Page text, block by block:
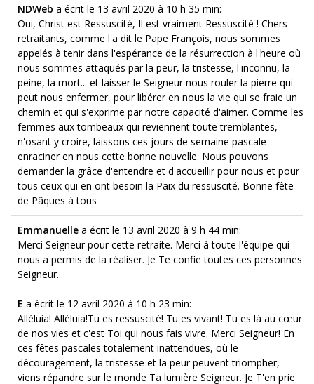
NDWeb a écrit le 13 avril 2020 à 10 h 35 min:
Oui, Christ est Ressuscité, Il est vraiment Ressuscité ! Chers
retraitants, comme l'a dit le Pape François, nous sommes
appelés à tenir dans l'espérance de la résurrection à l'heure où
nous sommes attaqués par la peur, la tristesse, l'inconnu, la
peine, la mort... et laisser le Seigneur nous rouler la pierre qui
peut nous enfermer, pour libérer en nous la vie qui se fraie un
chemin et qui s'exprime par notre capacité d'aimer. Comme les
femmes aux tombeaux qui reviennent toute tremblantes,
n'osant y croire, laissons ces jours de semaine pascale
enraciner en nous cette bonne nouvelle. Nous pouvons
demander la grâce d'entendre et d'accueillir pour nous et pour
tous ceux qui en ont besoin la Paix du ressuscité. Bonne fête
de Pâques à tous
Emmanuelle a écrit le 13 avril 2020 à 9 h 44 min:
Merci Seigneur pour cette retraite. Merci à toute l'équipe qui
nous a permis de la réaliser. Je Te confie toutes ces personnes
Seigneur.
E a écrit le 12 avril 2020 à 10 h 23 min:
Alléluia! Alléluia!Tu es ressuscité! Tu es vivant! Tu es là au cœur
de nos vies et c'est Toi qui nous fais vivre. Merci Seigneur! En
ces fêtes pascales totalement inattendues, où le
découragement, la tristesse et la peur peuvent triompher,
viens répandre sur le monde Ta lumière Seigneur. Je T'en prie